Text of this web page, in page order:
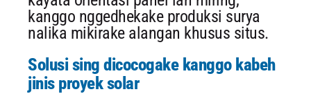
kanggo nggedhekake produksi surya
nalika mikirake alangan khusus situs.
Solusi sing dicocogake kanggo kabeh
jinis proyek solar